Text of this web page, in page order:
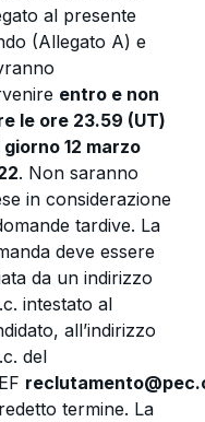
al presente
(Allegato A) e
entro e non
le ore 23.59 (UT)
giorno 12 marzo
. Non saranno
in considerazione
tardive. La
deve essere
da un indirizzo
intestato al
all’indirizzo
del
termine. La